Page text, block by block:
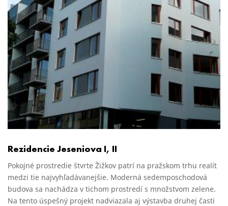
Rezidencie Jeseniova I, II
Pokojné prostredie štvrte Žižkov patrí na pražskom trhu realít
medzi tie najvyhľadávanejšie. Moderná sedemposchodová
budova sa nachádza v tichom prostredí s množstvom zelene.
Na tento úspešný projekt nadviazala aj výstavba druhej časti